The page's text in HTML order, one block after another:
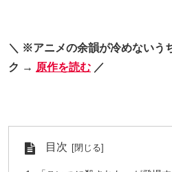
＼ ※アニメの余韻が冷めないう
ク → 原作を読む ／
目次